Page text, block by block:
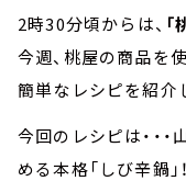
2時30分頃からは、
今週、桃屋の商品を
簡単なレシピを紹介
今回のレシピは・・
める本格「しび辛鍋」